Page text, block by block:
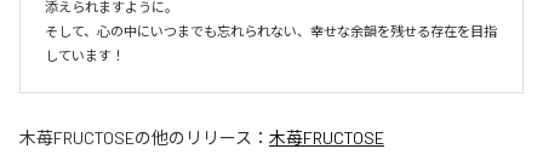
添えられますように。
そして、心の中にいつまでも忘れられない、幸せな余韻を残せる存在を目指
しています！
木苺FRUCTOSEの他のリリース： 木苺FRUCTOSE